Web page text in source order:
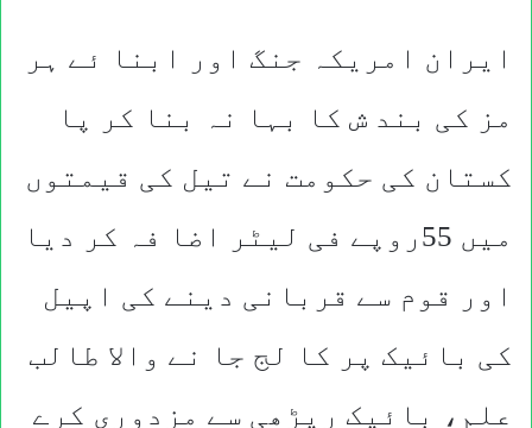
ایران امریکہ جنگ اور ابنا ئے ہر
مز کی بند ش کا بہا نہ بنا کر پا
کستان کی حکومت نے تیل کی قیمتوں
میں 55روپے فی لیٹر اضا فہ کر دیا
اور قوم سے قربانی دینے کی اپیل
کی بائیک پر کا لج جا نے والا طالب
علم، بائیک ریڑھی سے مزدوری کرے